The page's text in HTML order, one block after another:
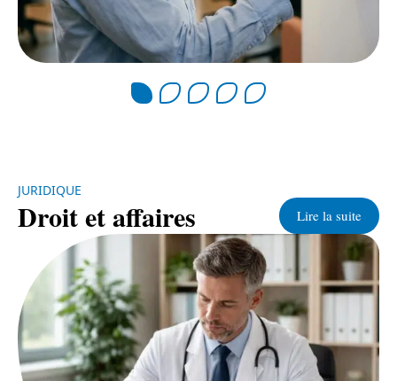
JURIDIQUE
Droit et affaires Lire la suite